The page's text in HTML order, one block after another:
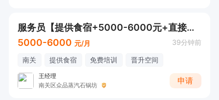
服务员【提供食宿+5000-6000元+直接电话沟通】
5000-6000 元/月 39分钟前
南关 提供食宿 免费培训 晋升空间
王经理
南关区众品蒸汽石锅坊
申请